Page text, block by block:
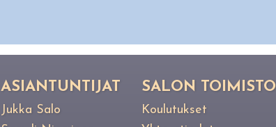
ASIANTUNTIJAT
Jukka Salo
SALON TOIMISTO
Koulutukset